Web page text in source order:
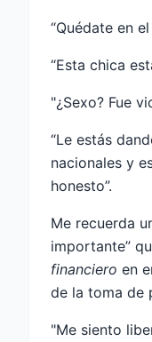
“Quédate en
“Esta chica
"¿Sexo? Fue
“Le estás
nacionales y
honesto”.
Me recuerda
importante”
financiero en
de la toma de
"Me siento